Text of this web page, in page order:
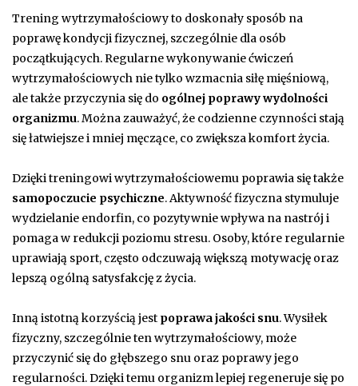
Trening wytrzymałościowy to doskonały sposób na
poprawę kondycji fizycznej, szczególnie dla osób
początkujących. Regularne wykonywanie ćwiczeń
wytrzymałościowych nie tylko wzmacnia siłę mięśniową,
ale także przyczynia się do ogólnej poprawy wydolności
organizmu. Można zauważyć, że codzienne czynności stają
się łatwiejsze i mniej męczące, co zwiększa komfort życia.
Dzięki treningowi wytrzymałościowemu poprawia się także
samopoczucie psychiczne. Aktywność fizyczna stymuluje
wydzielanie endorfin, co pozytywnie wpływa na nastrój i
pomaga w redukcji poziomu stresu. Osoby, które regularnie
uprawiają sport, często odczuwają większą motywację oraz
lepszą ogólną satysfakcję z życia.
Inną istotną korzyścią jest poprawa jakości snu. Wysiłek
fizyczny, szczególnie ten wytrzymałościowy, może
przyczynić się do głębszego snu oraz poprawy jego
regularności. Dzięki temu organizm lepiej regeneruje się po